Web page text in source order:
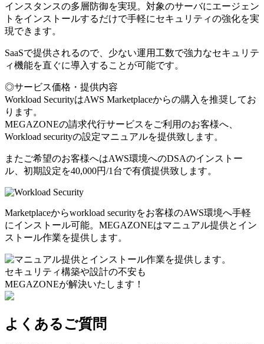
インスタンスの多層防御を実現。対象のサーバにエージェン
トをインストールするだけで手軽にセキュリティの強化を実
現できます。
SaaSで提供されるので、少ない運用工数で強力なセキュリテ
ィ機能を直ぐに導入することが可能です。
◎サービス価格・提供内容
Workload SecurityはAWS Marketplaceからの購入を推奨してお
ります。
MEGAZONEの請求代行サービスをご利用のお客様へ、
Workload securityの設定マニュアルを提供致します。
またご希望のお客様へはAWS環境へのDSAのインストー
ル、初期設定を40,000円/1台で有償提供致します。
Marketplaceからworkload securityをお客様のAWS環境へ手軽
にインストール可能。MEGAZONEはマニュアル提供とイン
ストール作業を提供します。
セキュリティ構築や設計の不安も
MEGAZONEが解決いたします！
よくあるご質問